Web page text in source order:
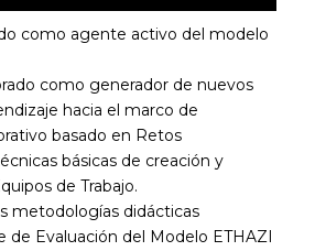
como agente activo del modelo
como generador de nuevos
hacia el marco de
basado en Retos
básicas de creación y
de Trabajo.
metodologías didácticas
de Evaluación del Modelo ETHAZI